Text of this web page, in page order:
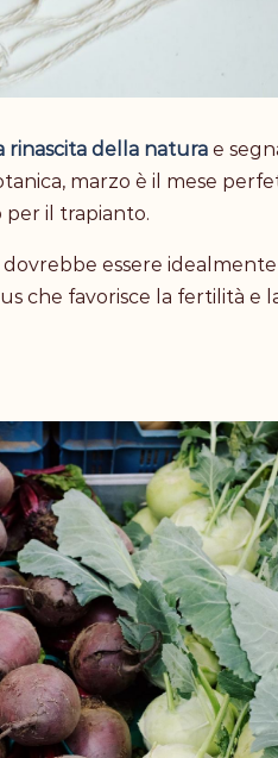
rinascita della natura e
marzo è il mese
per il trapianto.
essere
che favorisce la fertilità e